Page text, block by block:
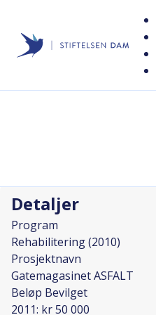
Detaljer
Program
Rehabilitering (2010)
Prosjektnavn
Gatemagasinet ASFALT
Beløp Bevilget
2011: kr 50 000